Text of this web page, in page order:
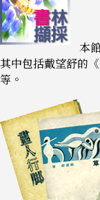
本
其中包括戴望舒的
等。